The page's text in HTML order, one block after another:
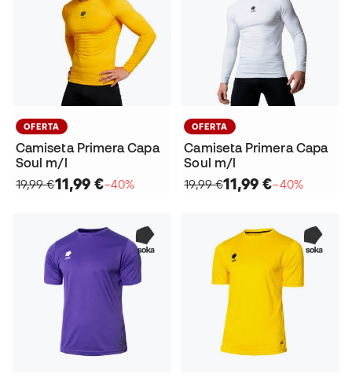
OFERTA
Camiseta Primera Capa
Soul m/l
19,99 €11,99 €−40%
OFERTA
Camiseta Primera Capa
Soul m/l
19,99 €11,99 €−40%